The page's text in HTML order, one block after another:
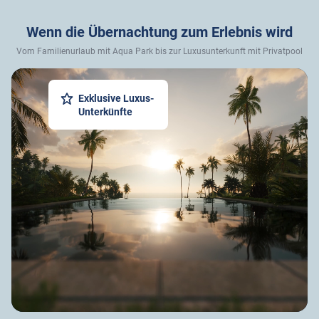
Wenn die Übernachtung zum Erlebnis wird
Vom Familienurlaub mit Aqua Park bis zur Luxusunterkunft mit Privatpool
Exklusive Luxus-
Unterkünfte